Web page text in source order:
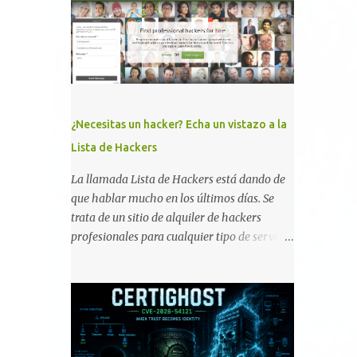
memoria RAM está disponible en el
smartphone o la tablet *#*#34971539#*#* :
Visualiza la información detallada d...
¿Necesitas un hacker? Echa un vistazo a la
Lista de Hackers
La llamada Lista de Hackers está dando de
que hablar mucho en los últimos días. Se
trata de un sitio de alquiler de hackers
profesionales para cualquier tipo de servicio.
discreción, comunicaciones cifradas y la
garantía de que ningún servicio será
demasiado difícil para los talentos que
pueden ser contratados desde la plataforma.